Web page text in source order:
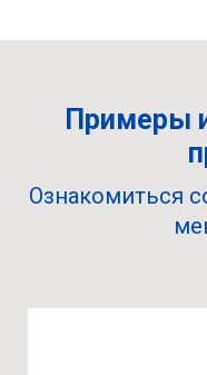
Примеры
Ознакомиться